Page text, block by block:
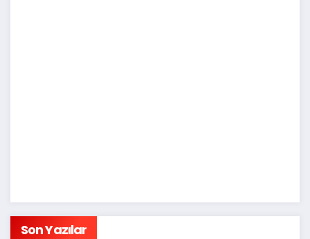
Son Yazılar